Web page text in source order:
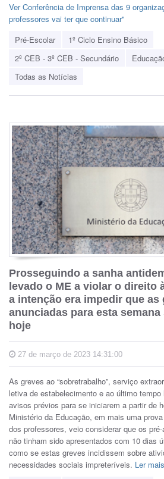
Ver Conferência de Imprensa das 9
professores vai ter que continuar"
Pré-Escolar
1º Ciclo Ensino Básico
2º CEB - 3º CEB - Secundário
Todas as Notícias
Prosseguindo a sanha
levado o ME a violar o direito
a intenção era impedir que as
anunciadas para esta
hoje
27 de março de 2023 14:31:00
As greves ao “sobretrabalho”, serviço
letiva de estabelecimento e ao último
avisos prévios para se iniciarem a partir de
Ministério da Educação, em mais uma
dos professores, veio considerar que os
não tinham sido apresentados com 10 dias
como se estas greves incidissem sobre
necessidades sociais impreteríveis. Ler mais